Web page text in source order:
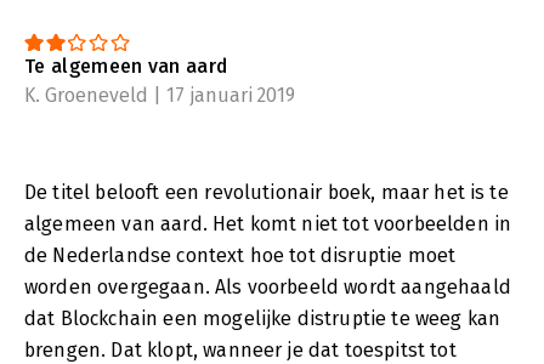
Te algemeen van aard
K. Groeneveld | 17 januari 2019
De titel belooft een revolutionair boek, maar het is te
algemeen van aard. Het komt niet tot voorbeelden in
de Nederlandse context hoe tot disruptie moet
worden overgegaan. Als voorbeeld wordt aangehaald
dat Blockchain een mogelijke distruptie te weeg kan
brengen. Dat klopt, wanneer je dat toespitst tot